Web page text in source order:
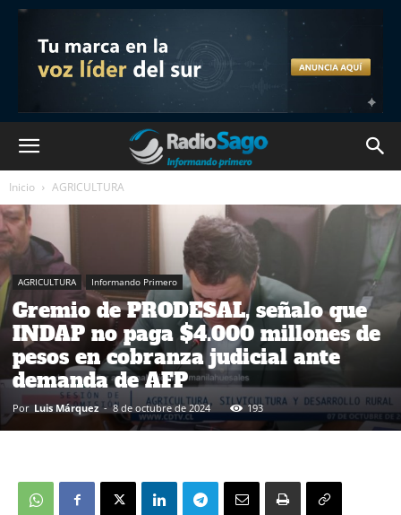
Inicio AGRICULTURA
AGRICULTURA Informando Primero
Gremio de PRODESAL, señalo que
INDAP no paga $4.000 millones de
pesos en cobranza judicial ante
demanda de AFP
Por Luis Márquez - 8 de octubre de 2024 193